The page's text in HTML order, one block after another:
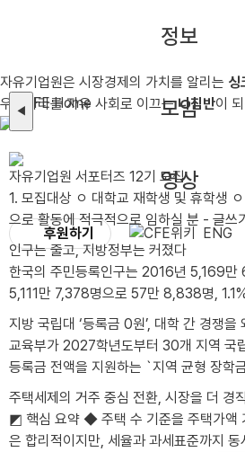
정보
모임
영상
후원하기 ENG
자유기업원은 시장경제의 가치를 알리는 싱
우리나라를 자유 사회로 이끄는나침반이
◀
자유기업원 서포터즈 12기 모집
1. 모집대상 ㅇ 대학교 재학생 및 휴학생 ㅇ 참신한 아이디어와 열정
으로 활동에 적극적으로 임하실 분 - 글쓰
지 편집이 가능한 자 - 타 서포터즈 활동
능자, 그래픽툴 활용 가능자는 가산점 부여 ㅇ 2026년 12월까지
실한 활동이 가능한 분 - 월 2회 이상 콘텐
상 등) 제작이 가능한 분 - 발대식 및 수료
분 *발대식 일시/장소: 2026년 8월 28일
도역 8번 출구 인근 어반322 5층 푸른홀
인구는 줄고, 지방정부는 커졌다
한국의 주민등록인구는 2016년 5,169
5,111만 7,378명으로 57만 8,838명,
공무원 정원은 30만 7,566명에서 38만
지방 국립대 ‘등록금 0원’, 대학 간 경쟁을
교육부가 2027학년도부터 30개 지역 국
등록금 전액을 지원하는 `지역 균형 장학
연간 지원 규모는 약 2천억 원이..
주택세제의 거주 중심 전환, 시장을 더 경
◩ 핵심 요약 ◆ 주택 수 기준을 주택가액 기준으로 일원화하는 방향
은 합리적이지만, 세율과 과세표준까지